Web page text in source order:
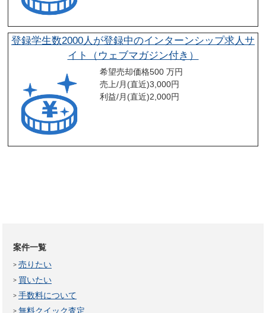
登録学生数2000人が登録中のインターンシップ求人サ
イト（ウェブマガジン付き）
希望売却価格500 万円
売上/月(直近)3,000円
利益/月(直近)2,000円
案件一覧
売りたい
買いたい
手数料について
無料クイック査定